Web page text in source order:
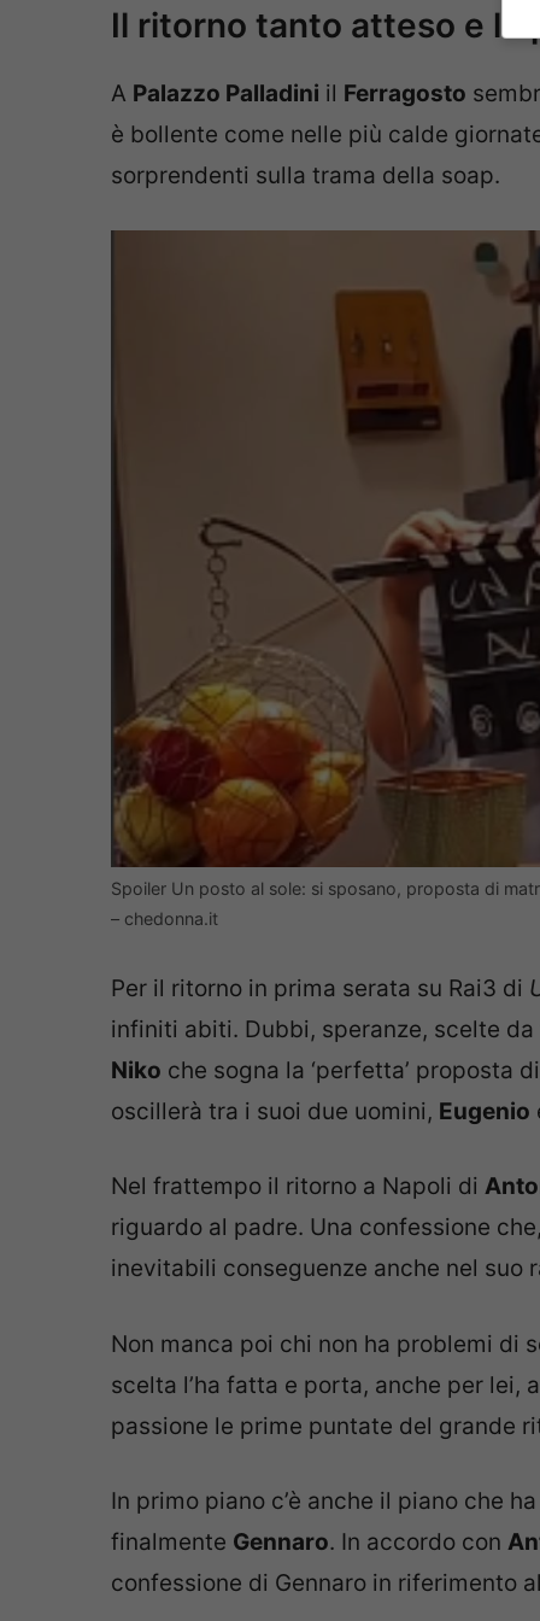
Il ritorno tanto atteso e le
A Palazzo Palladini il Ferragosto
è bollente come nelle più calde
sorprendenti sulla trama della soap.
Spoiler Un posto al sole: si sposano, proposta di
– chedonna.it
Per il ritorno in prima serata su Rai3 di
infiniti abiti. Dubbi, speranze, scelte
Niko che sogna la ‘perfetta’ proposta
oscillerà tra i suoi due uomini, Eugenio
Nel frattempo il ritorno a Napoli di
riguardo al padre. Una confessione
inevitabili conseguenze anche nel suo
Non manca poi chi non ha problemi di
scelta l’ha fatta e porta, anche per lei,
passione le prime puntate del grande
In primo piano c’è anche il piano che
finalmente Gennaro. In accordo con
confessione di Gennaro in riferimento